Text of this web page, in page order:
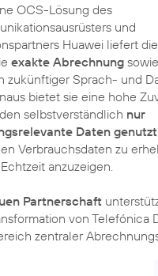
OCS-Lösung des
und
Huawei liefert
exakte Abrechnung
zukünftiger Sprach- und
bietet sie eine hohe
selbstverständlich nur
Daten genutzt
Verbrauchsdaten zu
anzuzeigen.
Partnerschaft
von Telefónica
zentraler